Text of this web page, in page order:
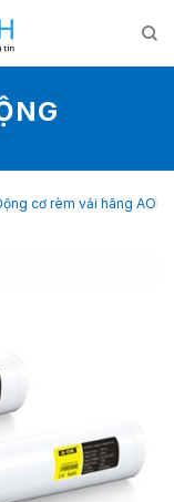
cơ rèm vải hãng AOK